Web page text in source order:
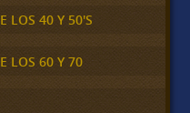
LOS 40 Y 50'S
LOS 60 Y 70